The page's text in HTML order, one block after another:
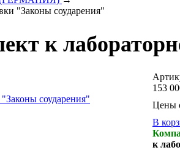
"Законы соударения"
к
153
Цены
В
к